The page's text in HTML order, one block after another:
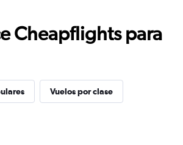
Cheapflights para
Vuelos por clase